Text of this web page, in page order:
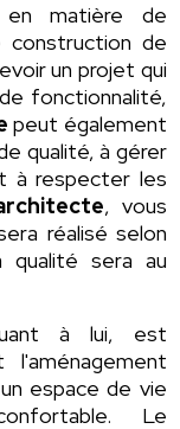
matière de
de
un projet qui
fonctionnalité,
peut également
qualité, à gérer
à respecter les
, vous
réalisé selon
sera au
à lui, est
espace de vie
Le